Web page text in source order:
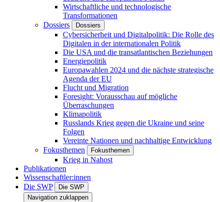
Wirtschaftliche und technologische
Transformationen
Dossiers
Dossiers
Cybersicherheit und Digitalpolitik: Die Rolle des
Digitalen in der internationalen Politik
Die USA und die transatlantischen Beziehungen
Energiepolitik
Europawahlen 2024 und die nächste strategische
Agenda der EU
Flucht und Migration
Foresight: Vorausschau auf mögliche
Überraschungen
Klimapolitik
Russlands Krieg gegen die Ukraine und seine
Folgen
Vereinte Nationen und nachhaltige Entwicklung
Fokusthemen
Fokusthemen
Krieg in Nahost
Publikationen
Wissenschaftler:innen
Die SWP
Die SWP
Navigation zuklappen